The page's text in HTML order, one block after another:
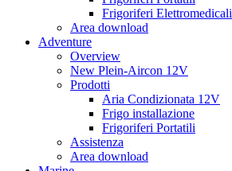
Frigoriferi Elettromedicali
Area download
Adventure
Overview
New Plein-Aircon 12V
Prodotti
Aria Condizionata 12V
Frigo installazione
Frigoriferi Portatili
Assistenza
Area download